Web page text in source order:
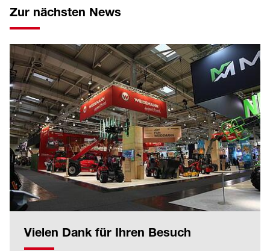
Zur nächsten News
Vielen Dank für Ihren Besuch